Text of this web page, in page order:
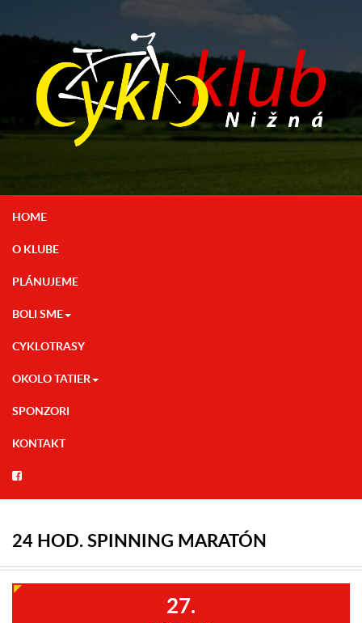
HOME
O KLUBE
PLÁNUJEME
BOLI SME
CYKLOTRASY
OKOLO TATIER
SPONZORI
KONTAKT
24 HOD. SPINNING MARATÓN
27.